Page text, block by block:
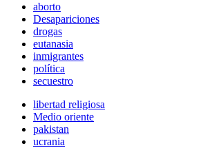
aborto
Desapariciones
drogas
eutanasia
inmigrantes
política
secuestro
libertad religiosa
Medio oriente
pakistan
ucrania